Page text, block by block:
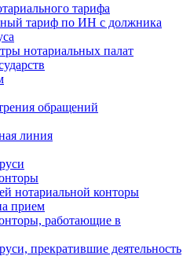
тарифа
тариф по ИН с должника
нотариальных палат
обращений
линия
нотариальной конторы
прием
работающие в
прекратившие деятельность